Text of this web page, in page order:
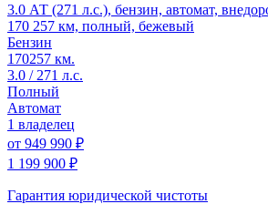
3.0 АТ (271 л.с.), бензин, автомат,
170 257 км, полный, бежевый
Бензин
170257 км.
3.0 / 271 л.с.
Полный
Автомат
1 владелец
от 949 990 ₽
1 199 900 ₽
Гарантия юридической чистоты